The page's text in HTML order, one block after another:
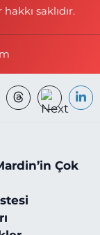
saklıdır.
Çok